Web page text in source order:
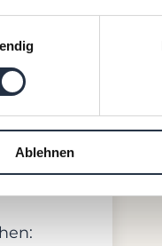
Ablehnen